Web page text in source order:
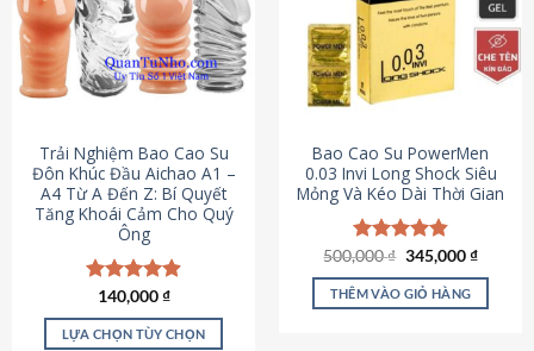
Trải Nghiệm Bao Cao Su
Đôn Khúc Đầu Aichao A1 –
A4 Từ A Đến Z: Bí Quyết
Tăng Khoái Cảm Cho Quý
Ông
Được xếp
hạng4.88
5 sao
140,000₫
LỰA CHỌN TÙY CHỌN
Bao Cao Su PowerMen
0.03 Invi Long Shock Siêu
Mỏng Và Kéo Dài Thời Gian
Được xếp
hạng4.85
5 sao
500,000₫ Giá
là:
500,000 ₫.
345,000₫Giá
tại
THÊM VÀO GIỎ HÀNG